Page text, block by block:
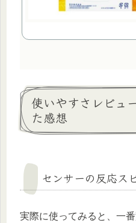
使いやすさレビュ
た感想
センサーの反応ス
実際に使ってみると、一